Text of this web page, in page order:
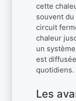
cette
souvent
circuit
chaleur
un
est
quotidiens.
Les